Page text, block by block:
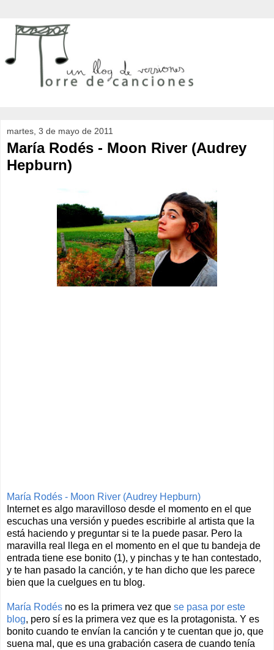
martes, 3 de mayo de 2011
María Rodés - Moon River (Audrey
Hepburn)
María Rodés - Moon River (Audrey Hepburn)
Internet es algo maravilloso desde el momento en el que
escuchas una versión y puedes escribirle al artista que la
está haciendo y preguntar si te la puede pasar. Pero la
maravilla real llega en el momento en el que tu bandeja de
entrada tiene ese bonito (1), y pinchas y te han contestado,
y te han pasado la canción, y te han dicho que les parece
bien que la cuelgues en tu blog.
María Rodés no es la primera vez que se pasa por este
blog, pero sí es la primera vez que es la protagonista. Y es
bonito cuando te envían la canción y te cuentan que jo, que
suena mal, que es una grabación casera de cuando tenía